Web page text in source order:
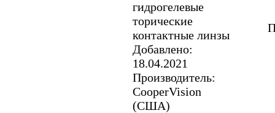
гидрогелевые
торические
контактные линзы
Добавлено:
18.04.2021
Производитель:
CooperVision
(США)